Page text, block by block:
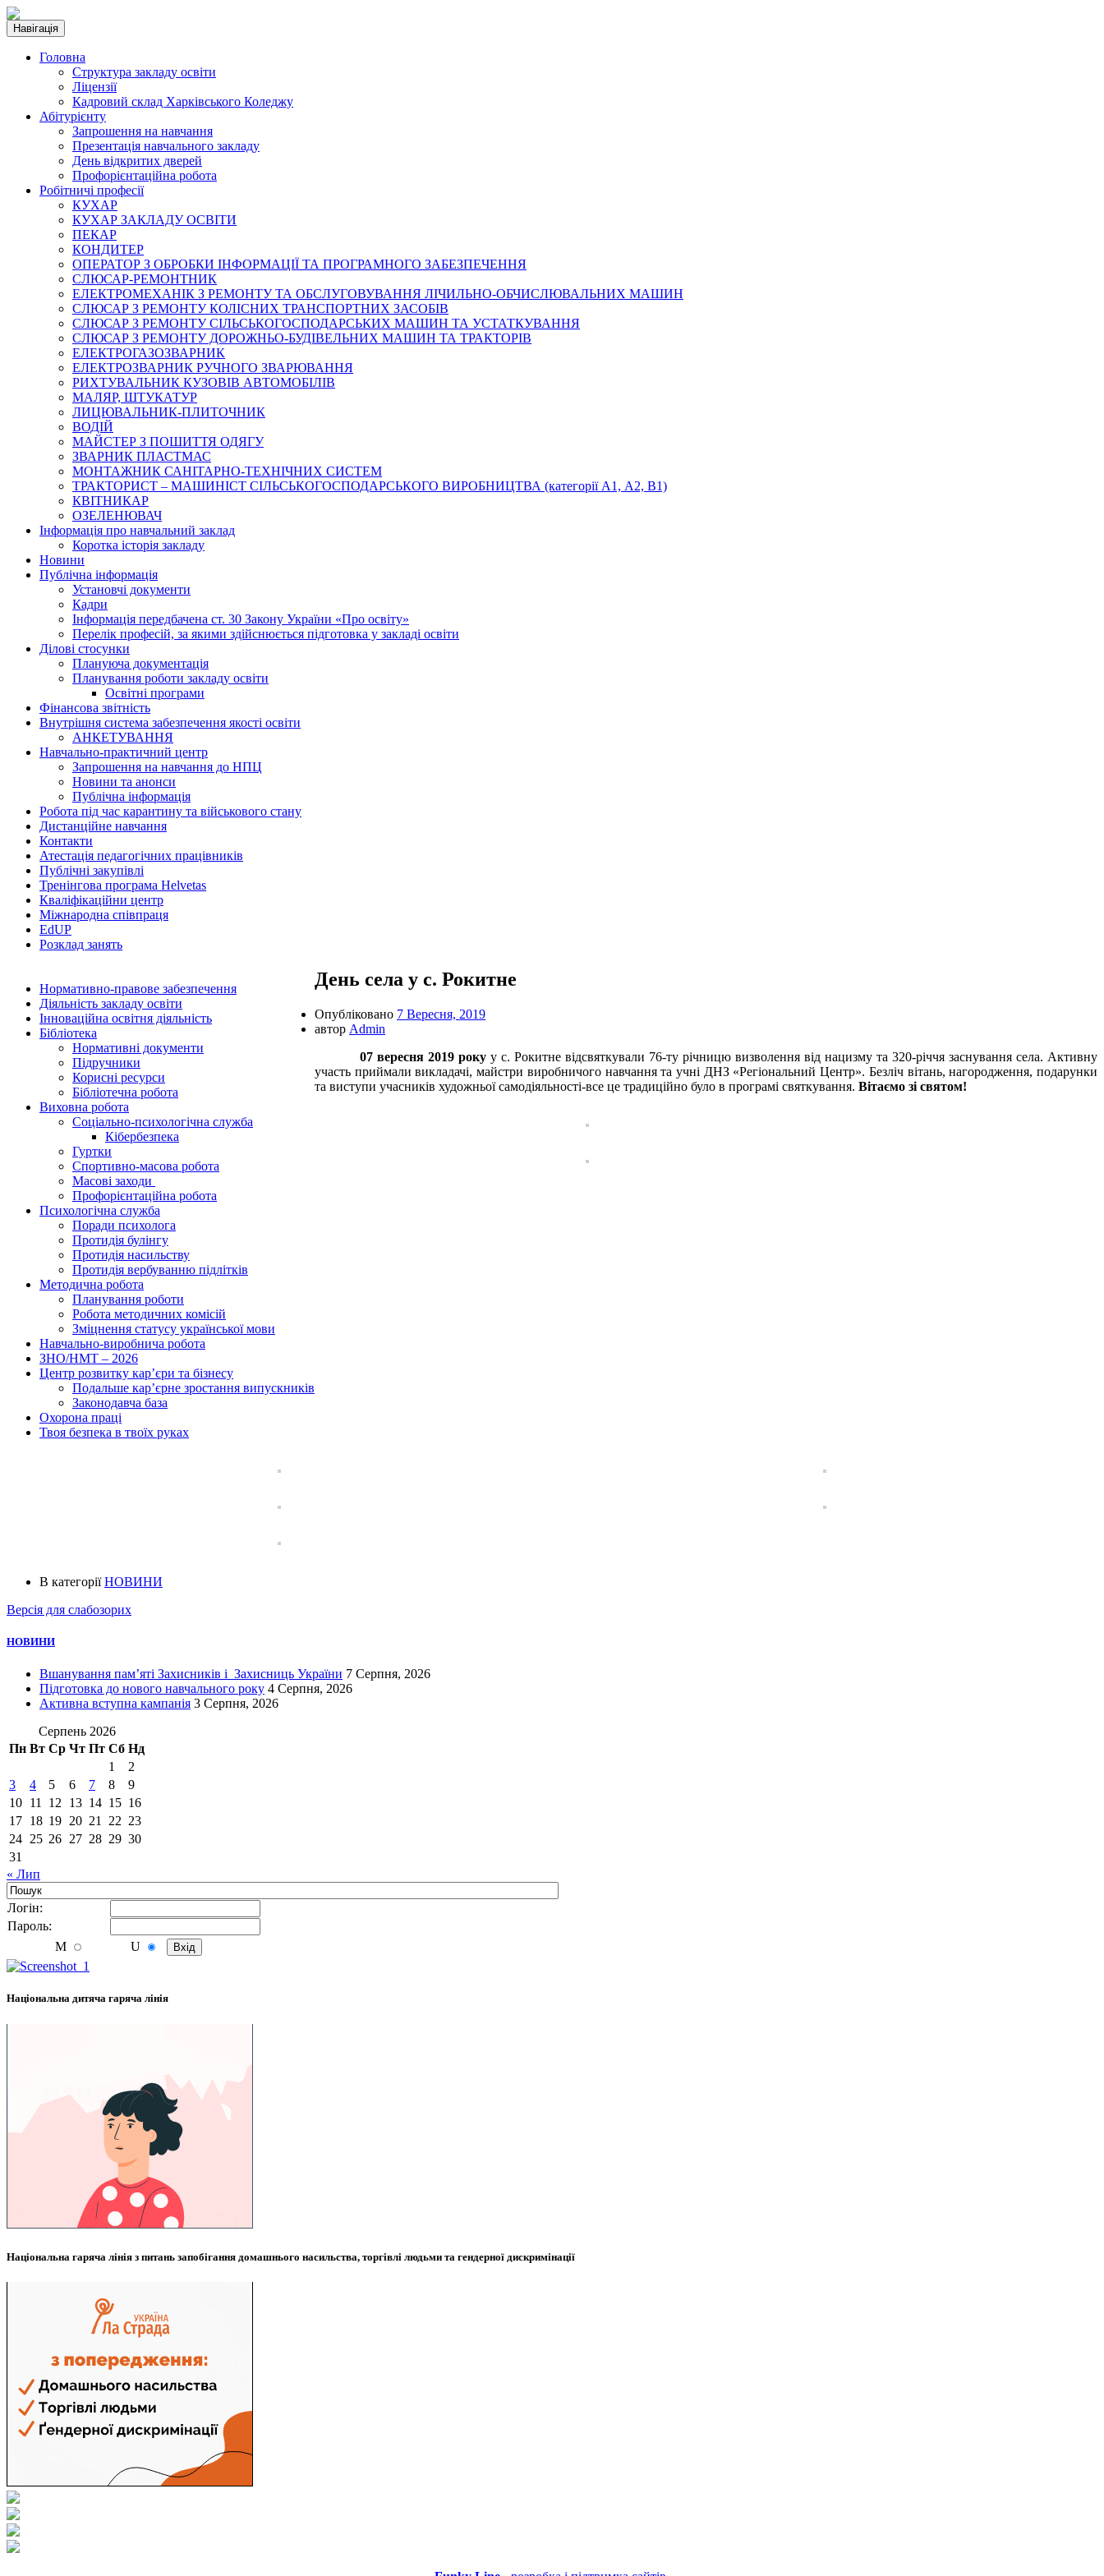
Навігація
Головна
Структура закладу освіти
Ліцензії
Кадровий склад Харківського Коледжу
Абітурієнту
Запрошення на навчання
Презентація навчального закладу
День відкритих дверей
Профорієнтаційна робота
Робітничі професії
КУХАР
КУХАР ЗАКЛАДУ ОСВІТИ
ПЕКАР
КОНДИТЕР
ОПЕРАТОР З ОБРОБКИ ІНФОРМАЦІЇ ТА ПРОГРАМНОГО ЗАБЕЗПЕЧЕННЯ
СЛЮСАР-РЕМОНТНИК
ЕЛЕКТРОМЕХАНІК З РЕМОНТУ ТА ОБСЛУГОВУВАННЯ ЛІЧИЛЬНО-ОБЧИСЛЮВАЛЬНИХ МАШИН
СЛЮСАР З РЕМОНТУ КОЛІСНИХ ТРАНСПОРТНИХ ЗАСОБІВ
СЛЮСАР З РЕМОНТУ СІЛЬСЬКОГОСПОДАРСЬКИХ МАШИН ТА УСТАТКУВАННЯ
СЛЮСАР З РЕМОНТУ ДОРОЖНЬО-БУДІВЕЛЬНИХ МАШИН ТА ТРАКТОРІВ
ЕЛЕКТРОГАЗОЗВАРНИК
ЕЛЕКТРОЗВАРНИК РУЧНОГО ЗВАРЮВАННЯ
РИХТУВАЛЬНИК КУЗОВІВ АВТОМОБІЛІВ
МАЛЯР, ШТУКАТУР
ЛИЦЮВАЛЬНИК-ПЛИТОЧНИК
ВОДІЙ
МАЙСТЕР З ПОШИТТЯ ОДЯГУ
ЗВАРНИК ПЛАСТМАС
МОНТАЖНИК САНІТАРНО-ТЕХНІЧНИХ СИСТЕМ
ТРАКТОРИСТ – МАШИНІСТ СІЛЬСЬКОГОСПОДАРСЬКОГО ВИРОБНИЦТВА (категорії А1, А2, В1)
КВІТНИКАР
ОЗЕЛЕНЮВАЧ
Інформація про навчальний заклад
Коротка історія закладу
Новини
Публічна інформація
Установчі документи
Кадри
Інформація передбачена ст. 30 Закону України «Про освіту»
Перелік професій, за якими здійснюється підготовка у закладі освіти
Ділові стосунки
Плануюча документація
Планування роботи закладу освіти
Освітні програми
Фінансова звітність
Внутрішня система забезпечення якості освіти
АНКЕТУВАННЯ
Навчально-практичний центр
Запрошення на навчання до НПЦ
Новини та анонси
Публічна інформація
Робота під час карантину та військового стану
Дистанційне навчання
Контакти
Атестація педагогічних працівників
Публічні закупівлі
Тренінгова програма Helvetas
Кваліфікаційни центр
Міжнародна співпраця
EdUР
Розклад занять
Нормативно-правове забезпечення
Діяльність закладу освіти
Інноваційна освітня діяльність
Бібліотека
Нормативні документи
Підручники
Корисні ресурси
Бібліотечна робота
Виховна робота
Соціально-психологічна служба
Кібербезпека
Гуртки
Спортивно-масова робота
Масові заходи
Профорієнтаційна робота
Психологічна служба
Поради психолога
Протидія булінгу
Протидія насильству
Протидія вербуванню підлітків
Методична робота
Планування роботи
Робота методичних комісій
Зміцнення статусу української мови
Навчально-виробнича робота
ЗНО/НМТ – 2026
Центр розвитку кар’єри та бізнесу
Подальше кар’єрне зростання випускників
Законодавча база
Охорона праці
Твоя безпека в твоїх руках
День села у с. Рокитне
Опубліковано 7 Вересня, 2019
автор Admin
07 вересня 2019 року у с. Рокитне відсвяткували 76-ту річницю визволення від нацизму та 320-річчя заснування села. Активну
участь приймали викладачі, майстри виробничого навчання та учні ДНЗ «Регіональний Центр». Безліч вітань, нагородження, подарунки
та виступи учасників художньої самодіяльності-все це традиційно було в програмі святкування. Вітаємо зі святом!
В категоріїНОВИНИ
Версія для слабозорих
НОВИНИ
Вшанування пам’яті Захисників і Захисниць України 7 Серпня, 2026
Підготовка до нового навчального року 4 Серпня, 2026
Активна вступна кампанія 3 Серпня, 2026
Серпень 2026
Пн Вт Ср Чт Пт Сб Нд
1
2
3
4 5 6 7 8
9
10 11 12 13 14 15 16
17 18 19 20 21 22 23
24 25 26 27 28 29 30
31
« Лип
Логiн:
Пароль:
M
U
Національна дитяча гаряча лінія
Національна гаряча лінія з питань запобігання домашнього насильства, торгівлі людьми та гендерної дискримінації